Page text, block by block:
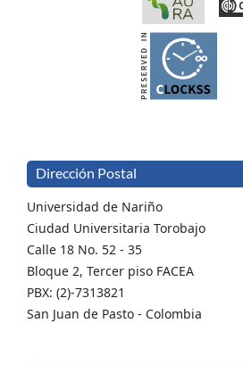
Dirección Postal
Universidad de Nariño
Ciudad Universitaria Torobajo
Calle 18 No. 52 - 35
Bloque 2, Tercer piso FACEA
PBX: (2)-7313821
San Juan de Pasto - Colombia